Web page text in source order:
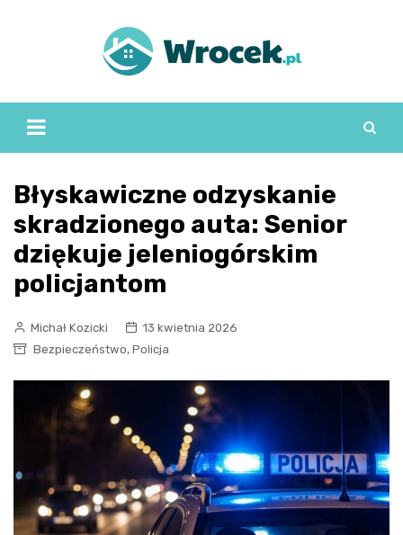
Błyskawiczne odzyskanie
skradzionego auta: Senior
dziękuje jeleniogórskim
policjantom
Michał Kozicki
13 kwietnia 2026
Bezpieczeństwo, Policja